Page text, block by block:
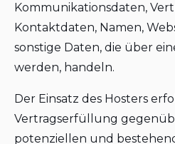
Kommunikationsdaten,
Kontaktdaten, Namen,
sonstige Daten, die über
werden, handeln.
Der Einsatz des Hosters
Vertragserfüllung
potenziellen und